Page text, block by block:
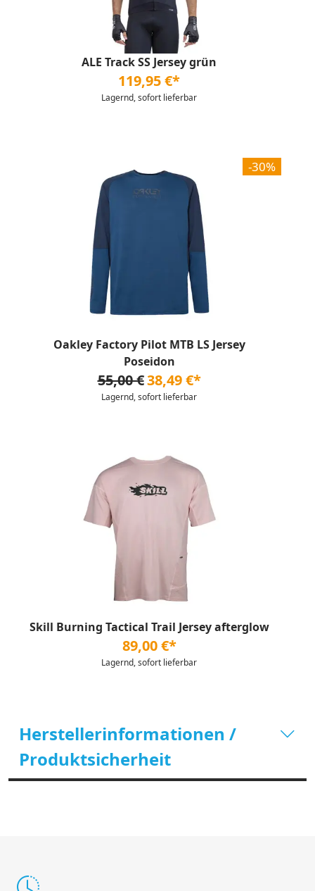
ALE Track SS Jersey grün
119,95 €*
Lagernd, sofort lieferbar
-30%
Oakley Factory Pilot MTB LS Jersey
Poseidon
55,00 €38,49 €*
Lagernd, sofort lieferbar
Skill Burning Tactical Trail Jersey afterglow
89,00 €*
Lagernd, sofort lieferbar
Herstellerinformationen /
Produktsicherheit